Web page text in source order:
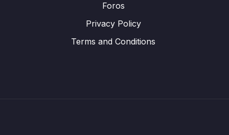
Foros
Privacy Policy
Terms and Conditions